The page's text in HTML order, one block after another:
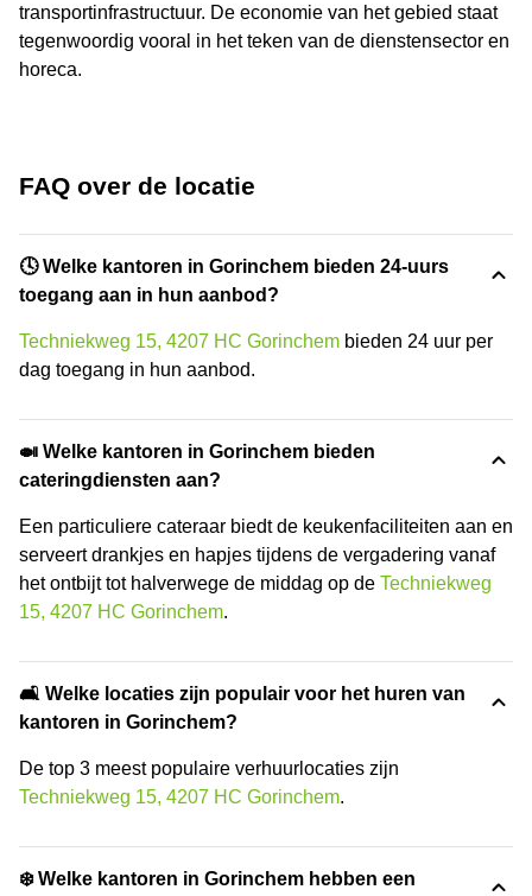
transportinfrastructuur. De economie van het gebied staat
tegenwoordig vooral in het teken van de dienstensector en
horeca.
FAQ over de locatie
🕓 Welke kantoren in Gorinchem bieden 24-uurs
toegang aan in hun aanbod?
Techniekweg 15, 4207 HC Gorinchem bieden 24 uur per
dag toegang in hun aanbod.
🍛 Welke kantoren in Gorinchem bieden
cateringdiensten aan?
Een particuliere cateraar biedt de keukenfaciliteiten aan en
serveert drankjes en hapjes tijdens de vergadering vanaf
het ontbijt tot halverwege de middag op de Techniekweg
15, 4207 HC Gorinchem.
🛋️ Welke locaties zijn populair voor het huren van
kantoren in Gorinchem?
De top 3 meest populaire verhuurlocaties zijn
Techniekweg 15, 4207 HC Gorinchem.
❄️ Welke kantoren in Gorinchem hebben een